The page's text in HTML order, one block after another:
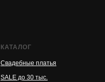
КАТАЛОГ
Свадебные платья
SALE до 30 тыс.